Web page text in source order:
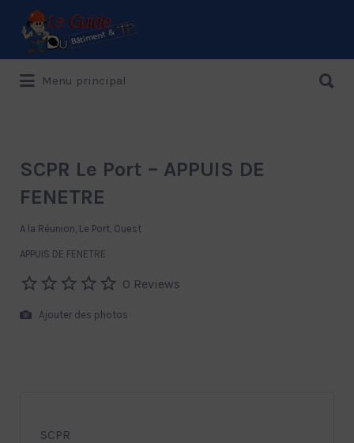
Le Guide de référence depuis 1995
Rechercher:
Menu principal
SCPR Le Port – APPUIS DE
FENETRE
A la Réunion, Le Port, Ouest
APPUIS DE FENETRE
0 Reviews
Ajouter des photos
SCPR